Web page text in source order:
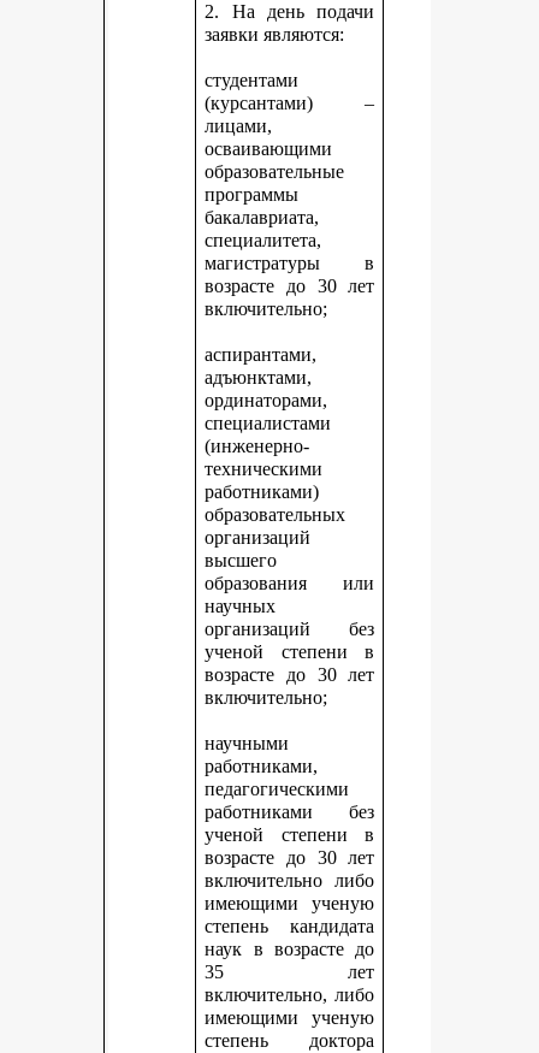
2. На день подачи
заявки являются:
студентами
(курсантами) –
лицами,
осваивающими
образовательные
программы
бакалавриата,
специалитета,
магистратуры в
возрасте до 30 лет
включительно;
аспирантами,
адъюнктами,
ординаторами,
специалистами
(инженерно-
техническими
работниками)
образовательных
организаций
высшего
образования или
научных
организаций без
ученой степени в
возрасте до 30 лет
включительно;
научными
работниками,
педагогическими
работниками без
ученой степени в
возрасте до 30 лет
включительно либо
имеющими ученую
степень кандидата
наук в возрасте до
35 лет
включительно, либо
имеющими ученую
степень доктора